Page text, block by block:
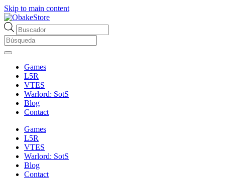
Skip to main content
Búsqueda
de
productos
Games
L5R
VTES
Warlord: SotS
Blog
Contact
Games
L5R
VTES
Warlord: SotS
Blog
Contact